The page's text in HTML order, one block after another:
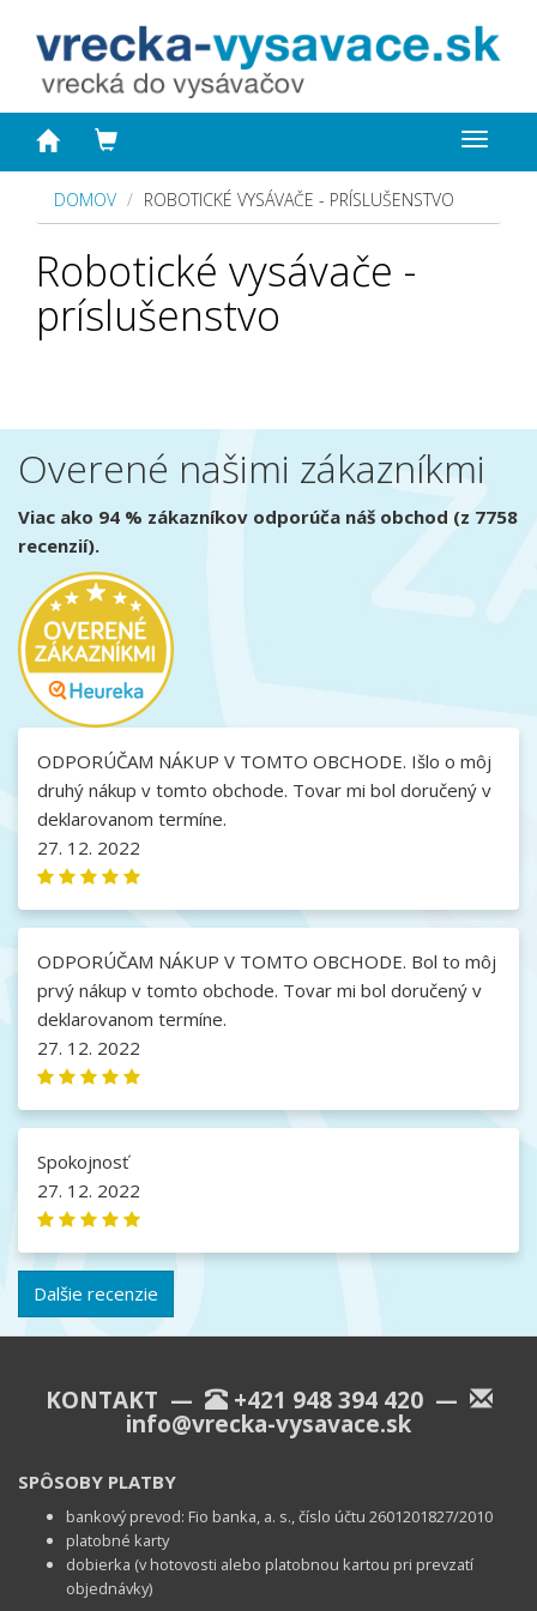
Toggle
DOMOV ROBOTICKÉ VYSÁVAČE - PRÍSLUŠENSTVO
Robotické vysávače -
príslušenstvo
Overené našimi zákazníkmi
Viac ako 94 % zákazníkov odporúča náš obchod (z 7758
recenzií).
ODPORÚČAM NÁKUP V TOMTO OBCHODE. Išlo o môj
druhý nákup v tomto obchode. Tovar mi bol doručený v
deklarovanom termíne.
27. 12. 2022
ODPORÚČAM NÁKUP V TOMTO OBCHODE. Bol to môj
prvý nákup v tomto obchode. Tovar mi bol doručený v
deklarovanom termíne.
27. 12. 2022
Spokojnosť
27. 12. 2022
Dalšie recenzie
KONTAKT — +421 948 394 420—
info@vrecka-vysavace.sk
SPÔSOBY PLATBY
bankový prevod: Fio banka, a. s., číslo účtu 2601201827/2010
platobné karty
dobierka (v hotovosti alebo platobnou kartou pri prevzatí
objednávky)